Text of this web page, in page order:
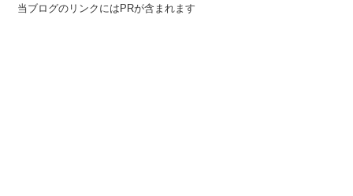
当ブログのリンクにはPRが含まれます